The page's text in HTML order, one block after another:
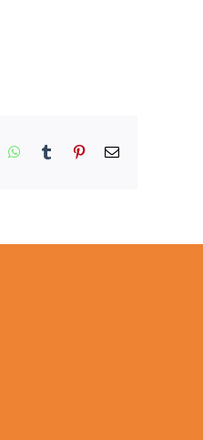
WhatsApp
Tumblr Pinterest
E-